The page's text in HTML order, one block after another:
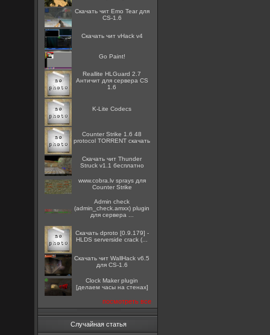
Скачать чит Emo Tear для
CS-1.6
Скачать чит vHack v4
Go Paint!
Reallite HLGuard 2.7
Aнтичит для сервера CS
1.6
K-Lite Codecs
Counter Strike 1.6 48
protocol TORRENT скачать
Скачать чит Thunder
Struck v1.1 бесплатно
www.cobra.lv sprays для
Counter Strike
Admin check
(admin_check.amxx) plugin
для сервера ...
Скачать dproto [0.9.179] -
HLDS serverside crack (...
Скачать чит WallHack v6.5
для CS-1.6
Clock Maker plugin
[делаем часы на стенах]
посмотреть все
Случайная статья